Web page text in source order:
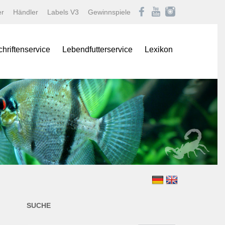
Händler Labels V3 Gewinnspiele
Fachmagazin
Aquarium live
& Teich Magazin
Lebendfutterservice Lexikon
Barben
Buntbarsche
Gartenteich
Goldfische und Koi
Krebse
Labyrinther
SUCHE